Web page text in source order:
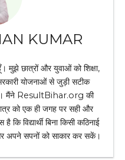
KUMAR
छात्रों और युवाओं को शिक्षा,
योजनाओं से जुड़ी सटीक
है। मैंने ResultBihar.org की
को एक ही जगह पर सही और
विद्यार्थी बिना किसी कठिनाई
अपने सपनों को साकार कर सकें।